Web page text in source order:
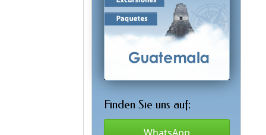
Finden Sie uns auf: